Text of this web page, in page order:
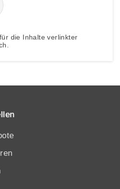
die Inhalte verlinkter